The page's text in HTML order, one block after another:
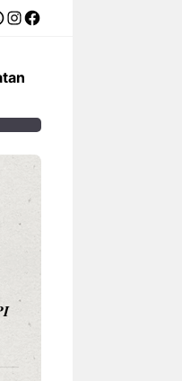
Instagram
Facebook